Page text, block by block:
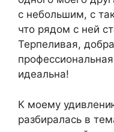
с небольшим, с
что рядом с ней
Терпеливая,
идеальна!
К моему
разбиралась в